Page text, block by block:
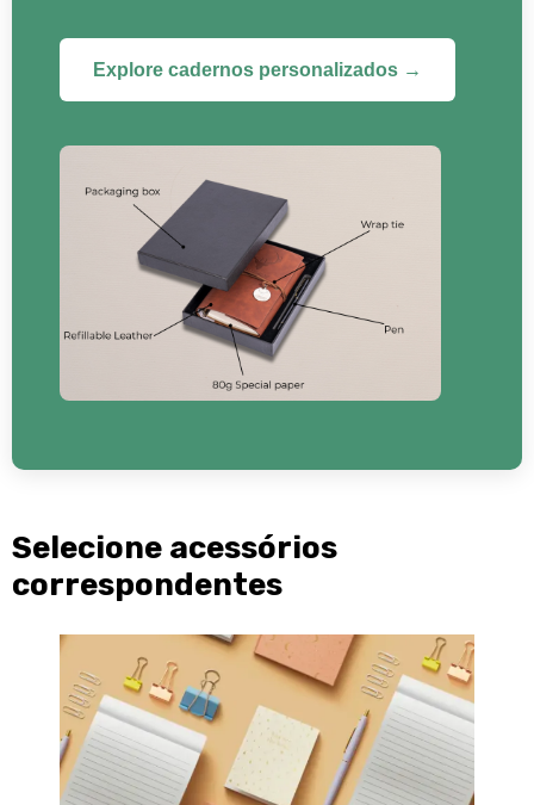
Explore cadernos personalizados →
Selecione acessórios
correspondentes